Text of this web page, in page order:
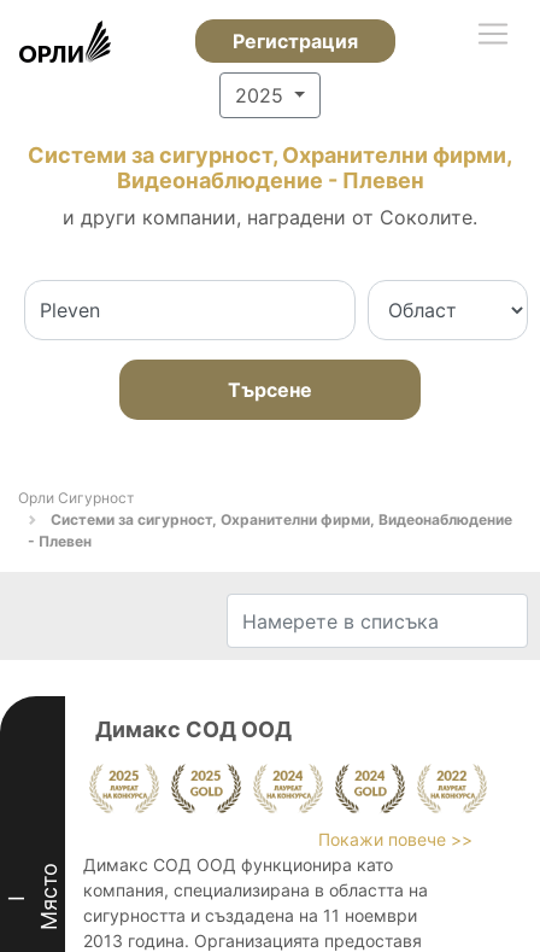
Регистрация
2025
Системи за сигурност, Охранителни фирми,
Видеонаблюдение - Плевен
и други компании, наградени от Соколите.
Търсене
Орли Сигурност
Системи за сигурност, Охранителни фирми, Видеонаблюдение
- Плевен
I Място
Димакс СОД ООД
Покажи повече >>
Димакс СОД ООД функционира като
компания, специализирана в областта на
сигурността и създадена на 11 ноември
2013 година. Организацията предоставя